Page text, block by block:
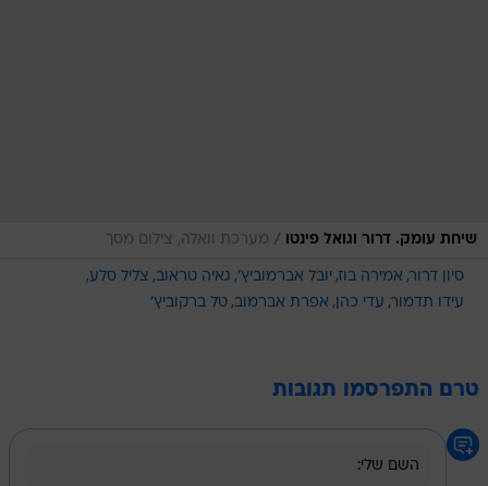
שיחת עומק. דרור וגואל פינטו / מערכת וואלה, צילום מסך
סיון דרור אמירה בוז יובל אברמוביץ' גאיה טראוב
צליל סלע
עידו תדמור עדי כהן אפרת אברמוב טל ברקוביץ'
טרם התפרסמו תגובות